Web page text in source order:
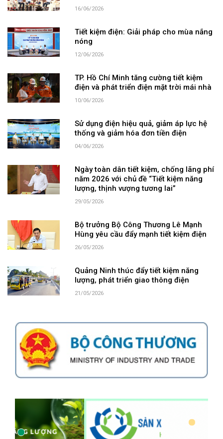
16/06/2026
Tiết kiệm điện: Giải pháp cho mùa nắng
nóng
12/06/2026
TP. Hồ Chí Minh tăng cường tiết kiệm
điện và phát triển điện mặt trời mái nhà
10/06/2026
Sử dụng điện hiệu quả, giảm áp lực hệ
thống và giảm hóa đơn tiền điện
04/06/2026
Ngày toàn dân tiết kiệm, chống lãng phí
năm 2026 với chủ đề “Tiết kiệm năng
lượng, thịnh vượng tương lai”
29/05/2026
Bộ trưởng Bộ Công Thương Lê Mạnh
Hùng yêu cầu đẩy mạnh tiết kiệm điện
26/05/2026
Quảng Ninh thúc đẩy tiết kiệm năng
lượng, phát triển giao thông điện
21/05/2026